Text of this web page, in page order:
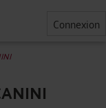
Connexion